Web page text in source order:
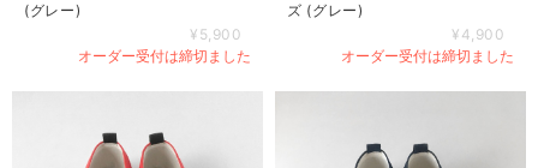
(グレー)
¥5,900
オーダー受付は締切ました
ズ (グレー)
¥4,900
オーダー受付は締切ました